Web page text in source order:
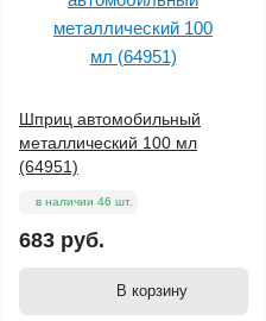
Шприц автомобильный
металлический 100 мл
(64951)
в наличии 46 шт.
683 руб.
В корзину